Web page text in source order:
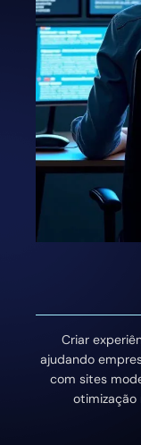
Criar
ajudando
com sites
otimização